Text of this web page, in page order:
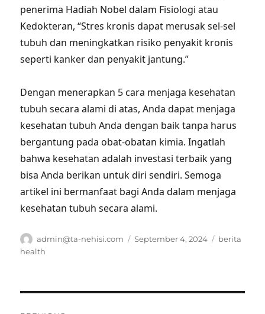
penerima Hadiah Nobel dalam Fisiologi atau
Kedokteran, “Stres kronis dapat merusak sel-sel
tubuh dan meningkatkan risiko penyakit kronis
seperti kanker dan penyakit jantung.”
Dengan menerapkan 5 cara menjaga kesehatan
tubuh secara alami di atas, Anda dapat menjaga
kesehatan tubuh Anda dengan baik tanpa harus
bergantung pada obat-obatan kimia. Ingatlah
bahwa kesehatan adalah investasi terbaik yang
bisa Anda berikan untuk diri sendiri. Semoga
artikel ini bermanfaat bagi Anda dalam menjaga
kesehatan tubuh secara alami.
Author
admin@ta-nehisi.com
Posted
September 4, 2024 Tags
berita
health